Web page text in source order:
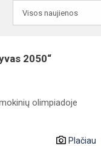
2050“
olimpiadoje
Plačiau